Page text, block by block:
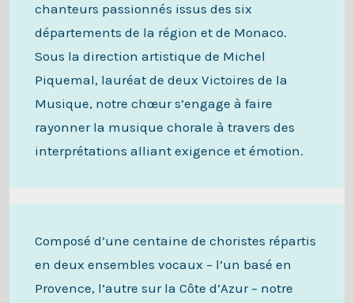
chanteurs passionnés issus des six
départements de la région et de Monaco.
Sous la direction artistique de Michel
Piquemal, lauréat de deux Victoires de la
Musique, notre chœur s’engage à faire
rayonner la musique chorale à travers des
interprétations alliant exigence et émotion.
Composé d’une centaine de choristes répartis
en deux ensembles vocaux – l’un basé en
Provence, l’autre sur la Côte d’Azur – notre